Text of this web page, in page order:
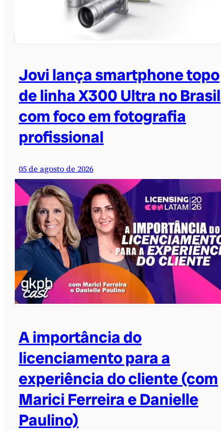
Jovi lança smartphone topo
de linha X300 Ultra no Brasil
com foco em fotografia
profissional
05 de agosto de 2026
A importância do
licenciamento para a
experiência do cliente (com
Marici Ferreira e Danielle
Paulino)